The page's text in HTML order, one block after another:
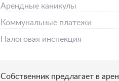
Арендные каникулы
Коммунальные платежи
Налоговая инспекция
Собственник предлагает в